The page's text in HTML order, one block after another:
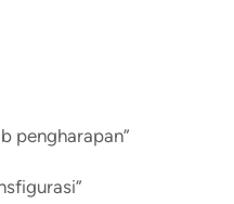
pengharapan”